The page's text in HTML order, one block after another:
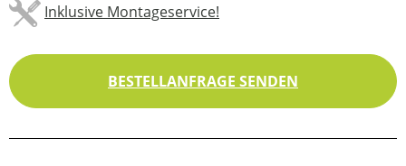
Inklusive Montageservice!
BESTELLANFRAGE SENDEN